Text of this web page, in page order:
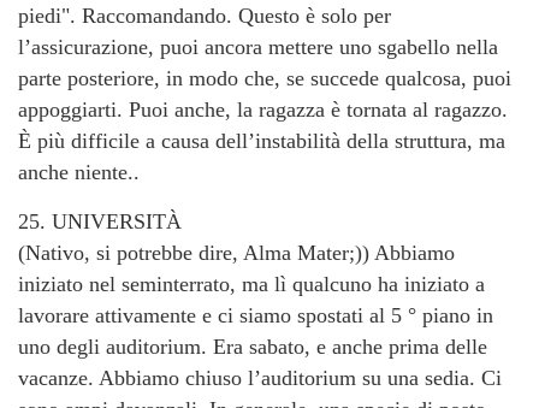
piedi". Raccomandando. Questo è solo per
l’assicurazione, puoi ancora mettere uno sgabello nella
parte posteriore, in modo che, se succede qualcosa, puoi
appoggiarti. Puoi anche, la ragazza è tornata al ragazzo.
È più difficile a causa dell’instabilità della struttura, ma
anche niente..
25. UNIVERSITÀ
(Nativo, si potrebbe dire, Alma Mater;)) Abbiamo
iniziato nel seminterrato, ma lì qualcuno ha iniziato a
lavorare attivamente e ci siamo spostati al 5 ° piano in
uno degli auditorium. Era sabato, e anche prima delle
vacanze. Abbiamo chiuso l’auditorium su una sedia. Ci